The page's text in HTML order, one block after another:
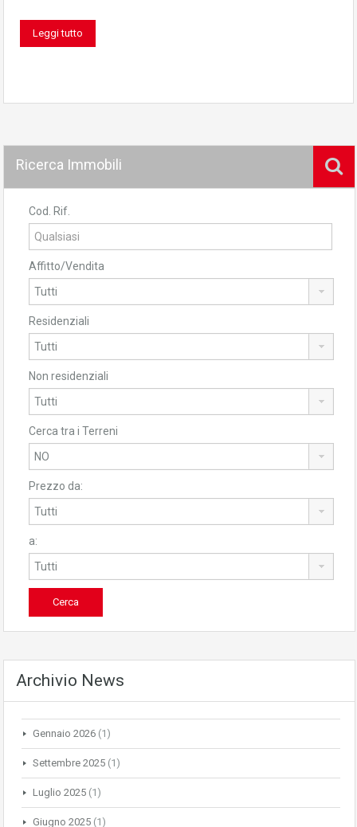
Leggi tutto
Ricerca Immobili
Cod. Rif.
Affitto/Vendita
Residenziali
Non residenziali
Cerca tra i Terreni
Prezzo da:
a:
Archivio News
Gennaio 2026 (1)
Settembre 2025 (1)
Luglio 2025 (1)
Giugno 2025 (1)